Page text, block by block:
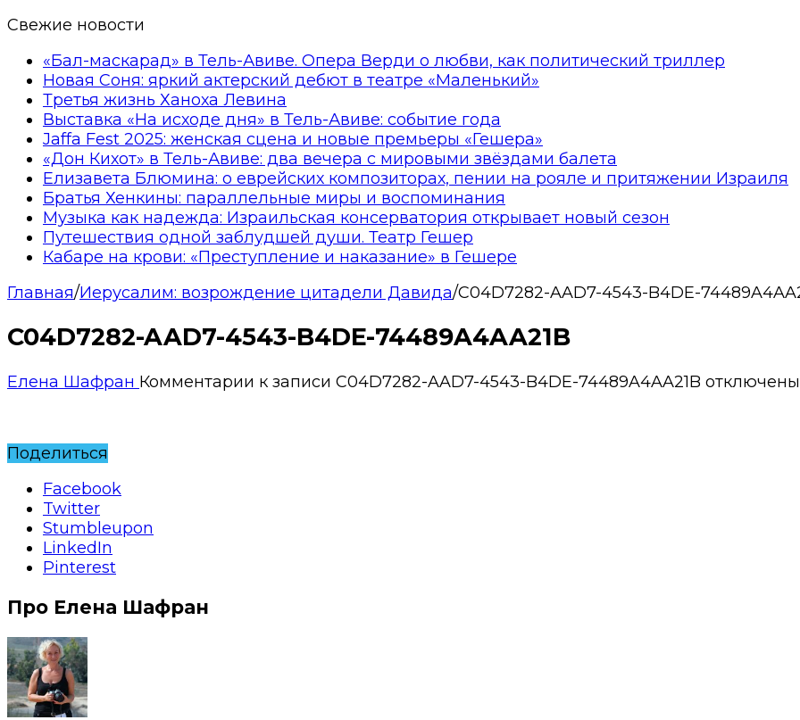
Свежие новости
«Бал-маскарад» в Тель-Авиве. Опера Верди о любви, как политический триллер
Новая Соня: яркий актерский дебют в театре «Маленький»
Третья жизнь Ханоха Левина
Выставка «На исходе дня» в Тель-Авиве: событие года
Jaffa Fest 2025: женская сцена и новые премьеры «Гешера»
«Дон Кихот» в Тель-Авиве: два вечера с мировыми звёздами балета
Елизавета Блюмина: о еврейских композиторах, пении на рояле и притяжении Израиля
Братья Хенкины: параллельные миры и воспоминания
Музыка как надежда: Израильская консерватория открывает новый сезон
Путешествия одной заблудшей души. Театр Гешер
Кабаре на крови: «Преступление и наказание» в Гешере
Главная/Иерусалим: возрождение цитадели Давида/C04D7282-AAD7-4543-B4DE-
C04D7282-AAD7-4543-B4DE-74489A4AA21B
Елена Шафран Комментарии к записи C04D7282-AAD7-4543-B4DE-74489A4AA21B отключены
Поделиться
Facebook
Twitter
Stumbleupon
LinkedIn
Pinterest
Про Елена Шафран